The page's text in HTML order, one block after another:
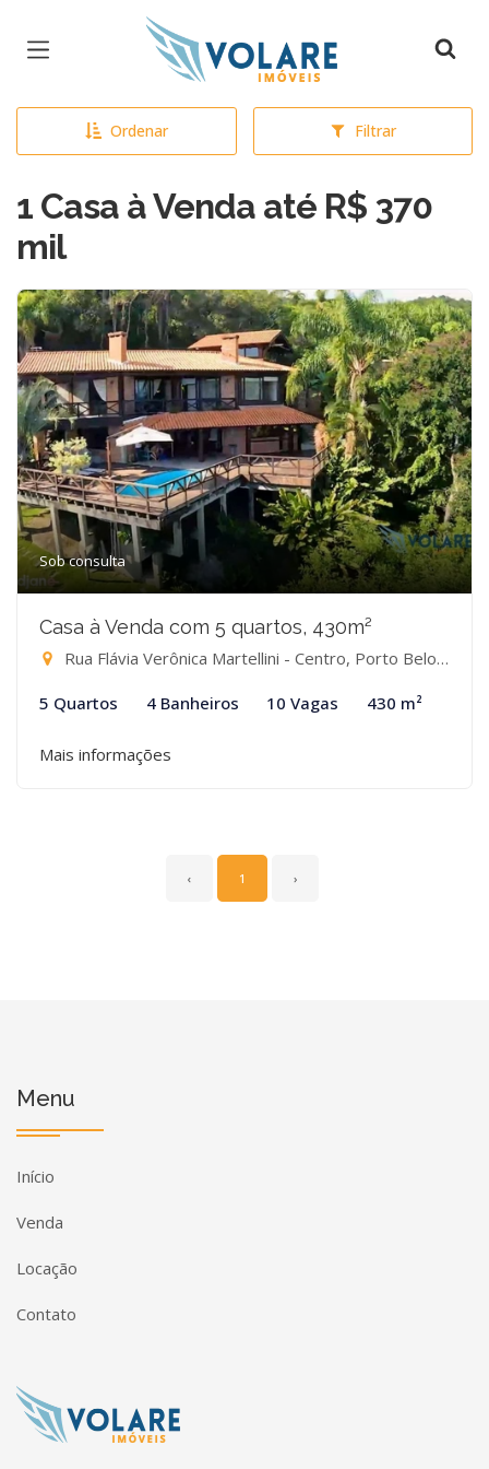
Página inicial
Ordenar Filtrar
1 Casa à Venda até R$ 370
mil
Sob consulta
Casa à Venda com 5 quartos, 430m²
Rua Flávia Verônica Martellini - Centro, Porto Belo-SC
5 Quartos 4 Banheiros 10 Vagas 430 m²
Mais informações
‹ 1 ›
Menu
Início
Venda
Locação
Contato
Página inicial